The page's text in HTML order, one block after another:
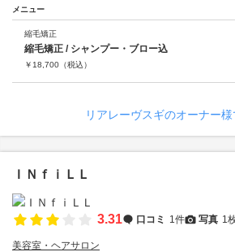
メニュー
縮毛矯正
縮毛矯正 / シャンプー・ブロー込
￥ 18,700 （税込）
リアレーヴスギのオーナー様
ＩＮｆｉＬＬ
3.31 口コミ 1件 写真 1
美容室・ヘアサロン